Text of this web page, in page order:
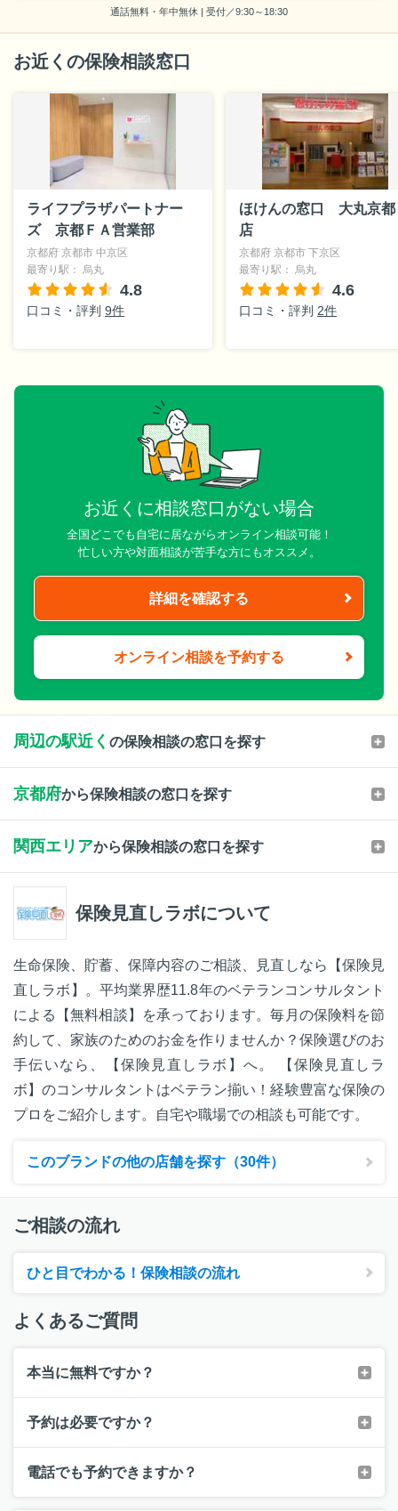
通話無料・年中無休 | 受付／9:30～18:30
お近くの保険相談窓口
ライフプラザパートナー
ズ 京都ＦＡ営業部
京都府 京都市 中京区
最寄り駅： 烏丸
4.8
口コミ・評判 9件
ほけんの窓口 大丸京都
店
京都府 京都市 下京区
最寄り駅： 烏丸
4.6
口コミ・評判 2件
お近くに相談窓口がない場合
全国どこでも自宅に居ながらオンライン相談可能！
忙しい方や対面相談が苦手な方にもオススメ。
詳細を確認する
オンライン相談を予約する
周辺の駅近く の保険相談の窓口を探す
京都府から保険相談の窓口を探す
関西エリアから保険相談の窓口を探す
保険見直しラボについて
生命保険、貯蓄、保障内容のご相談、見直しなら【保険見
直しラボ】。平均業界歴11.8年のベテランコンサルタント
による【無料相談】を承っております。毎月の保険料を節
約して、家族のためのお金を作りませんか？保険選びのお
手伝いなら、【保険見直しラボ】へ。 【保険見直しラ
ボ】のコンサルタントはベテラン揃い！経験豊富な保険の
プロをご紹介します。自宅や職場での相談も可能です。
このブランドの他の店舗を探す（30件）
ご相談の流れ
ひと目でわかる！保険相談の流れ
よくあるご質問
本当に無料ですか？
予約は必要ですか？
電話でも予約できますか？